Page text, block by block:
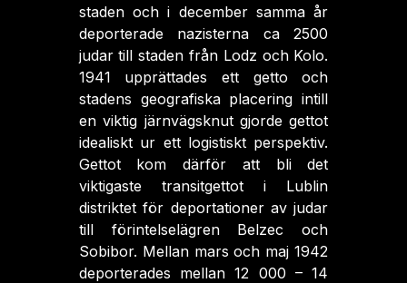
staden och i december samma år
deporterade nazisterna ca 2500
judar till staden från Lodz och Kolo.
1941 upprättades ett getto och
stadens geografiska placering intill
en viktig järnvägsknut gjorde gettot
idealiskt ur ett logistiskt perspektiv.
Gettot kom därför att bli det
viktigaste transitgettot i Lublin
distriktet för deportationer av judar
till förintelselägren Belzec och
Sobibor. Mellan mars och maj 1942
deporterades mellan 12 000 – 14